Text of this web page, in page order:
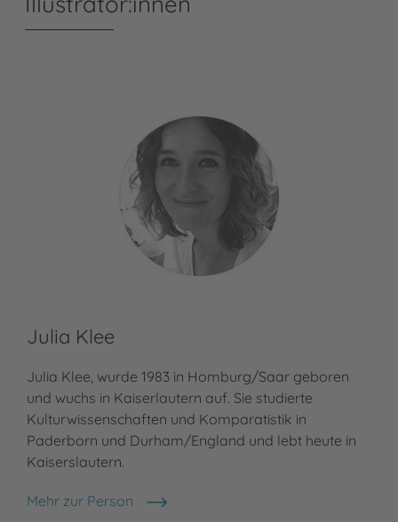
Julia Klee
Julia Klee, wurde 1983 in Homburg/Saar geboren
und wuchs in Kaiserlautern auf. Sie studierte
Kulturwissenschaften und Komparatistik in
Paderborn und Durham/England und lebt heute in
Kaiserslautern.
Mehr zur Person
Julia Klee